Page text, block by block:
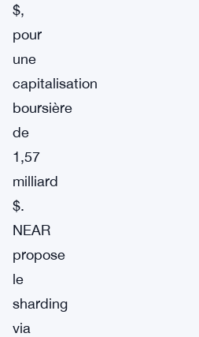
$,
pour
une
capitalisation
boursière
de
1,57
milliard
$.
NEAR
propose
le
sharding
via